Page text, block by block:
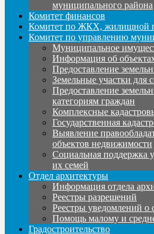
муниципального района
Комитет финансов
Комитет по ЖКХ, жилищной
Комитет по управлению
Муниципальное
Информация об
Предоставление
Земельные участки для
Предоставление
категориям граждан
Комплексные
Государственная
Выявление
объектов недвижимости
Социальная поддержка
их семей
Отдел архитектуры
Информация отдела
Реестры разрешений
Реестры уведомлений о
Помощь малому и
Градостроительство